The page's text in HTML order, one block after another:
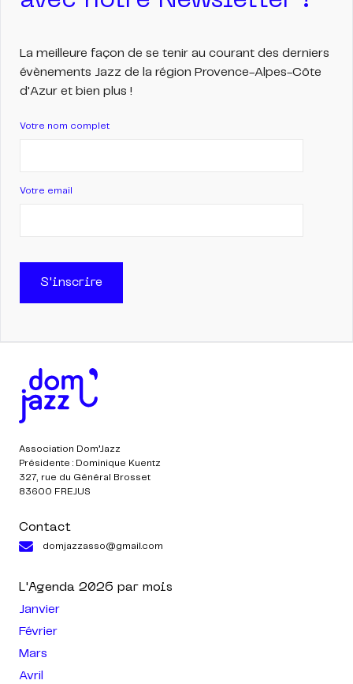
La meilleure façon de se tenir au courant des derniers
évènements Jazz de la région Provence-Alpes-Côte
d'Azur et bien plus !
Votre nom complet
Votre email
S'inscrire
Association Dom’Jazz
Présidente : Dominique Kuentz
327, rue du Général Brosset
83600 FREJUS
Contact
domjazzasso@gmail.com
L'Agenda 2026 par mois
Janvier
Février
Mars
Avril